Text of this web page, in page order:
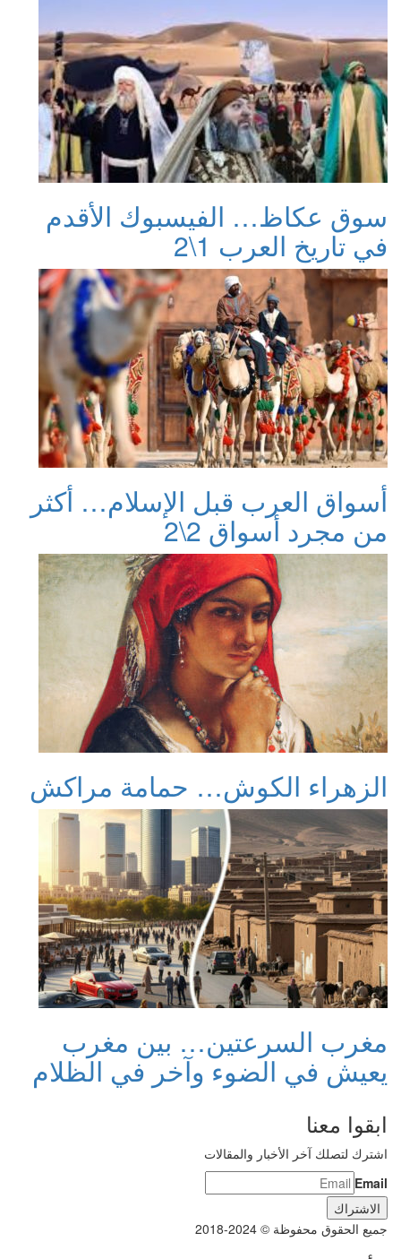
سوق عكاظ… الفيسبوك الأقدم
في تاريخ العرب 1\2
أسواق العرب قبل الإسلام… أكثر
من مجرد أسواق 2\2
الزهراء الكوش… حمامة مراكش
مغرب السرعتين… بين مغرب
يعيش في الضوء وآخر في الظلام
ابقوا معنا
اشترك لتصلك آخر الأخبار والمقالات
Email
جميع الحقوق محفوظة © 2024-2018